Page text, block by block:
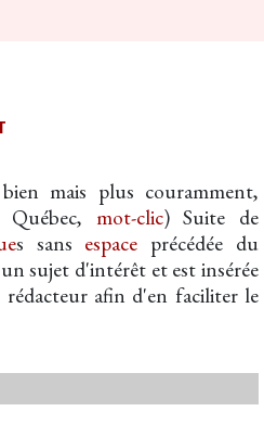
mais plus couramment,
mot-clic) Suite de
s sans espace précédée du
sujet d'intérêt et est insérée
rédacteur afin d'en faciliter le